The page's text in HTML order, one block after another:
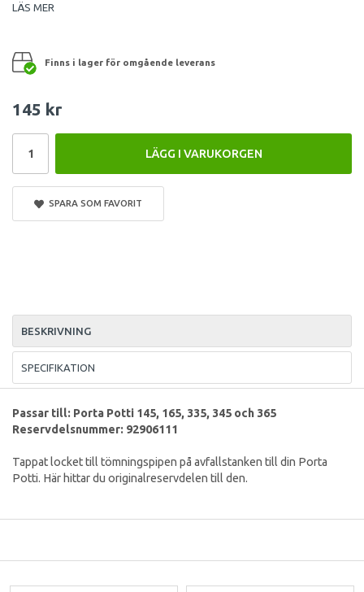
LÄS MER
Finns i lager för omgående leverans
145 kr
LÄGG I VARUKORGEN
SPARA SOM FAVORIT
BESKRIVNING
SPECIFIKATION
Passar till: Porta Potti 145, 165, 335, 345 och 365
Reservdelsnummer: 92906111
Tappat locket till tömningspipen på avfallstanken till din Porta
Potti. Här hittar du originalreservdelen till den.